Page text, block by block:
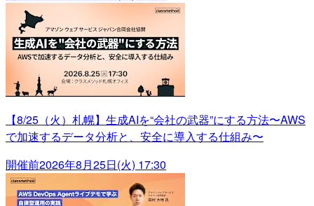
【8/25（火）札幌】生成AIを“会社の武器”にする方法〜AWS
で加速するデータ分析と、安全に導入する仕組み〜
開催前2026年8月25日(火) 17:30